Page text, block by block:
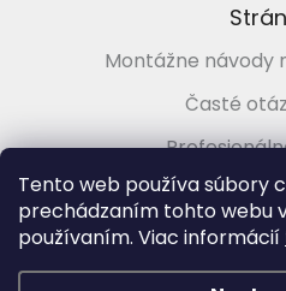
Tento web používa súbory
prechádzaním tohto webu
používaním. Viac informácií
Montážne návody
Časté